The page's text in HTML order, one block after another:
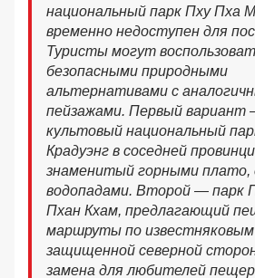
национальный парк Пху Пха
временно недоступен для
Туристы могут
безопасными природными
альтернативами с
пейзажами. Первый вариант
культовый национальный
Крадуэнг в соседней
знаменитый горными плато,
водопадами. Второй — парк
Пхан Кхам, предлагающий
маршруты по
защищенной северной
замена для любителей